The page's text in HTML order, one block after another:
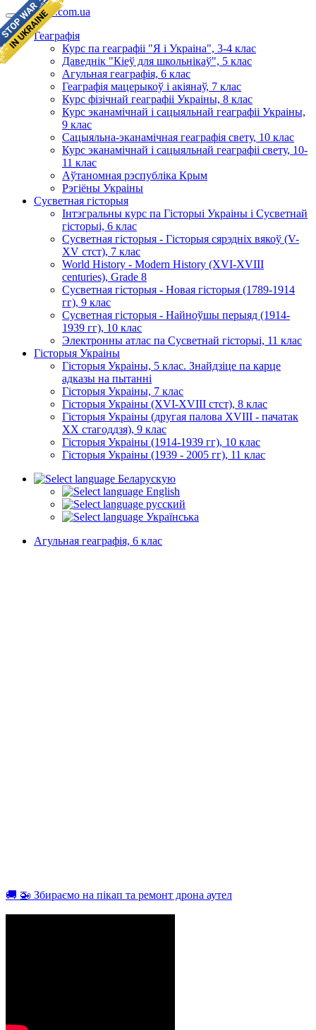
geomap.com.ua
Геаграфія
Курс па геаграфіі "Я і Украіна", 3-4 клас
Даведнік "Кіеў для школьнікаў", 5 клас
Агульная геаграфія, 6 клас
Геаграфія мацерыкоў і акіянаў, 7 клас
Курс фізічнай геаграфіі Украіны, 8 клас
Курс эканамічнай і сацыяльнай геаграфіі Украіны,
9 клас
Сацыяльна-эканамічная геаграфія свету, 10 клас
Курс эканамічнай і сацыяльнай геаграфіі свету, 10-
11 клас
Аўтаномная рэспубліка Крым
Рэгіёны Украіны
Сусветная гісторыя
Інтэгральны курс па Гісторыі Украіны і Сусветнай
гісторыі, 6 клас
Сусветная гісторыя - Гісторыя сярэдніх вякоў (V-
XV стст), 7 клас
World History - Modern History (XVI-XVIII
centuries), Grade 8
Сусветная гісторыя - Новая гісторыя (1789-1914
гг), 9 клас
Сусветная гісторыя - Найноўшы перыяд (1914-
1939 гг), 10 клас
Электронны атлас па Сусветнай гісторыі, 11 клас
Гісторыя Украіны
Гісторыя Украіны, 5 клас. Знайдзіце па карце
адказы на пытанні
Гісторыя Украіны, 7 клас
Гісторыя Украіны (XVI-XVIII стст), 8 клас
Гісторыя Украіны (другая палова XVIII - пачатак
XX стагоддзя), 9 клас
Гісторыя Украіны (1914-1939 гг), 10 клас
Гісторыя Украіны (1939 - 2005 гг), 11 клас
Беларускую
English
русский
Українська
Агульная геаграфія, 6 клас
🚚 🚁 Збираємо на пікап та ремонт дрона аутел